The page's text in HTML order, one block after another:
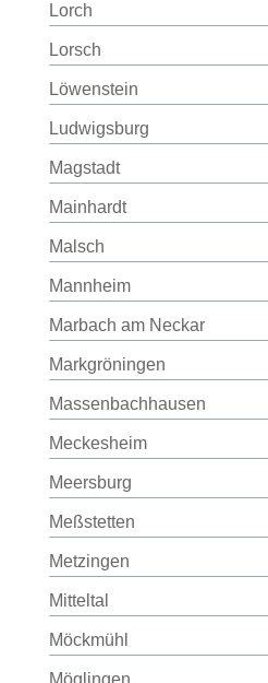
Lorch
Lorsch
Löwenstein
Ludwigsburg
Magstadt
Mainhardt
Malsch
Mannheim
Marbach am Neckar
Markgröningen
Massenbachhausen
Meckesheim
Meersburg
Meßstetten
Metzingen
Mitteltal
Möckmühl
Möglingen